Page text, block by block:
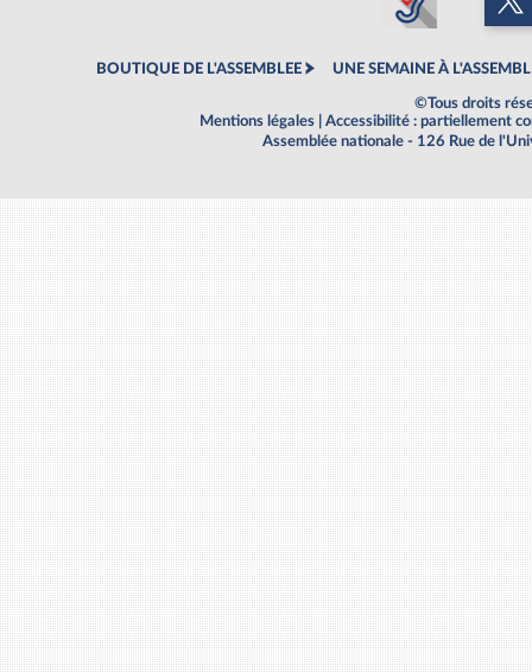
BOUTIQUE DE L'ASSEMBLEE UNE SEMAINE À
©Tous droits
Mentions légales
Accessibilité : partiellement
Assemblée nationale - 126 Rue de